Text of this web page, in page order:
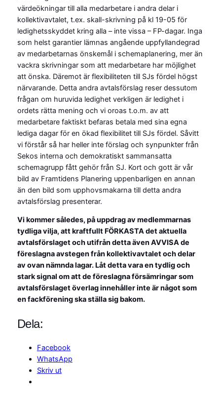
värdeökningar till alla medarbetare i andra delar i
kollektivavtalet, t.ex. skall-skrivning på kl 19-05 för
ledighetsskyddet kring alla – inte vissa – FP-dagar. Inga
som helst garantier lämnas angående uppfyllandegrad
av medarbetarnas önskemål i schemaplanering, mer än
vackra skrivningar som att medarbetare har möjlighet
att önska. Däremot är flexibiliteten till SJs fördel högst
närvarande. Detta andra avtalsförslag reser dessutom
frågan om huruvida ledighet verkligen är ledighet i
ordets rätta mening och vi oroas t.o.m. av att
medarbetare faktiskt befaras betala med sina egna
lediga dagar för en ökad flexibilitet till SJs fördel. Såvitt
vi förstår så har heller inte förslag och synpunkter från
Sekos interna och demokratiskt sammansatta
schemagrupp fått gehör från SJ. Kort och gott är vår
bild av Framtidens Planering uppenbarligen en annan
än den bild som upphovsmakarna till detta andra
avtalsförslag presenterar.
Vi kommer således, på uppdrag av medlemmarnas
tydliga vilja, att kraftfullt FÖRKASTA det aktuella
avtalsförslaget och utifrån detta även AVVISA de
föreslagna avstegen från kollektivavtalet och delar
av ovan nämnda lagar. Låt detta vara en tydlig och
stark signal om att de föreslagna försämringar som
avtalsförslaget överlag innehåller inte är något som
en fackförening ska ställa sig bakom.
Dela:
Facebook
WhatsApp
Skriv ut